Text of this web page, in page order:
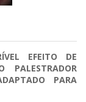
EFEITO DE
PALESTRADOR
PARA